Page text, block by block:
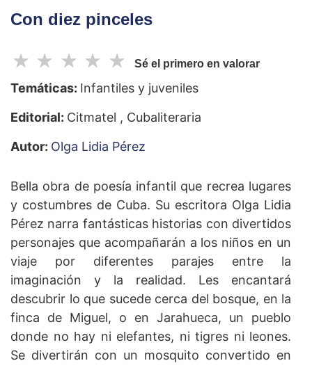
Con diez pinceles
☆
☆
☆
☆
☆ Sé el primero en valorar
Temáticas: Infantiles y juveniles
Editorial: Citmatel , Cubaliteraria
Autor: Olga Lidia Pérez
Bella obra de poesía infantil que recrea lugares
y costumbres de Cuba. Su escritora Olga Lidia
Pérez narra fantásticas historias con divertidos
personajes que acompañarán a los niños en un
viaje por diferentes parajes entre la
imaginación y la realidad. Les encantará
descubrir lo que sucede cerca del bosque, en la
finca de Miguel, o en Jarahueca, un pueblo
donde no hay ni elefantes, ni tigres ni leones.
Se divertirán con un mosquito convertido en